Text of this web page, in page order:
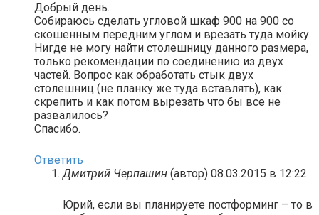
Добрый день.
Собираюсь сделать угловой шкаф 900 на 900 со
скошенным передним углом и врезать туда мойку.
Нигде не могу найти столешницу данного размера,
только рекомендации по соединению из двух
частей. Вопрос как обработать стык двух
столешниц (не планку же туда вставлять), как
скрепить и как потом вырезать что бы все не
развалилось?
Спасибо.
Ответить
Дмитрий Черпашин (автор) 08.03.2015 в 12:22
Юрий, если вы планируете постформинг – то в